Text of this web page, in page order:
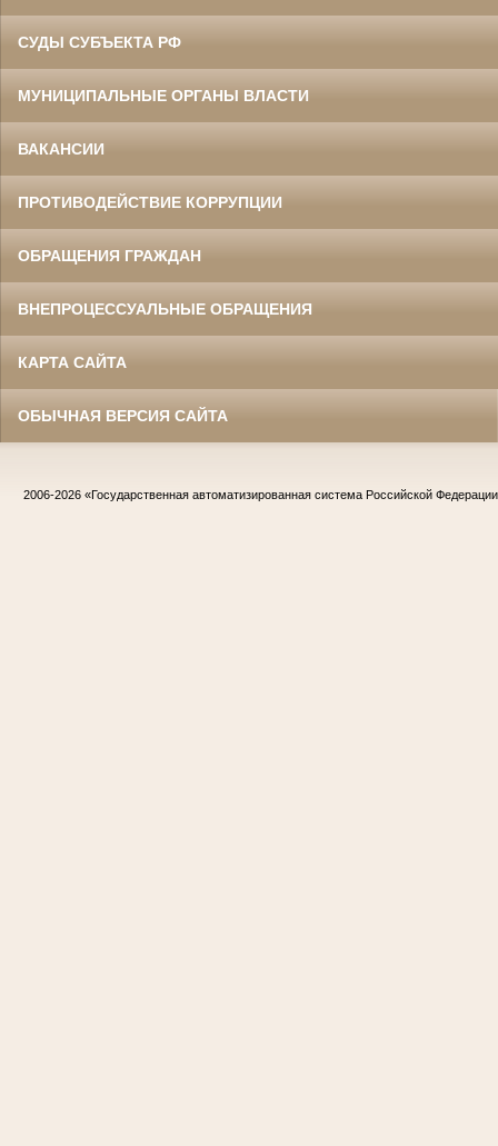
СУДЫ СУБЪЕКТА РФ
МУНИЦИПАЛЬНЫЕ ОРГАНЫ ВЛАСТИ
ВАКАНСИИ
ПРОТИВОДЕЙСТВИЕ КОРРУПЦИИ
ОБРАЩЕНИЯ ГРАЖДАН
ВНЕПРОЦЕССУАЛЬНЫЕ ОБРАЩЕНИЯ
КАРТА САЙТА
ОБЫЧНАЯ ВЕРСИЯ САЙТА
2006-2026 «Государственная автоматизированная система Российской